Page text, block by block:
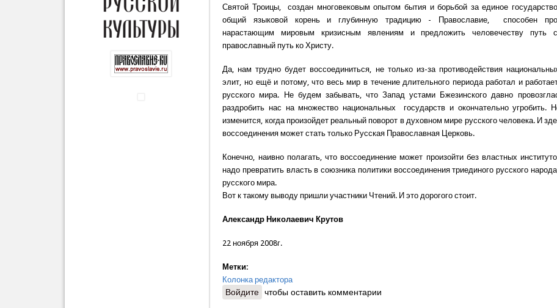
Святой Троицы, создан многовековым опытом бытия и борьбой за единое
общий языковой корень и глубинную традицию - Православие, способен
нарастающим мировым кризисным явлениям и предложить человечеству путь
православный путь ко Христу.
Да, нам трудно будет воссоединиться, не только из-за противодействия
элит, но ещё и потому, что весь мир в течение длительного периода работал и
русского мира. Не будем забывать, что Запад устами Бжезинского давно
раздробить нас на множество национальных государств и окончательно угробить.
изменится, когда произойдет реальный поворот в духовном мире русского человека. И
воссоединения может стать только Русская Православная Церковь.
Конечно, наивно полагать, что воссоединение может произойти без властных
надо превратить власть в союзника политики воссоединения триединого русского
русского мира.
Вот к такому выводу пришли участники Чтений. И это дорогого стоит.
Александр Николаевич Крутов
22 ноября 2008г.
Метки:
Колонка редактора
Войдите чтобы оставить комментарии